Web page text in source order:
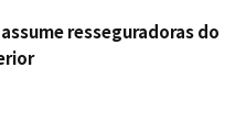
resseguradoras do